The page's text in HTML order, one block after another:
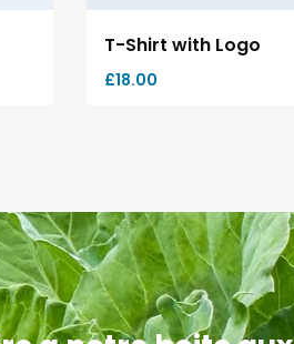
T-Shirt with Logo
£18.00